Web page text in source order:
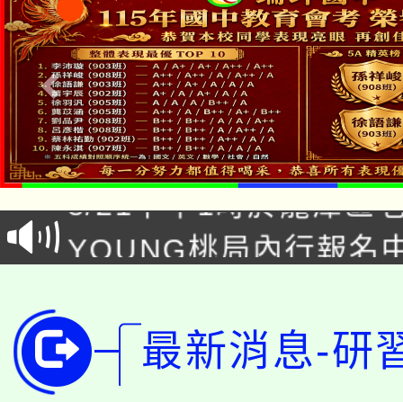
「本色祭」8/29、30在
場熱烈登場!
8/21下午1時於龍潭區
徵才活動。
YOUNG桃局內行報名
開!
115年桃園市運動會8/
田徑場及游泳池舉行。
桃園市低收入戶享有免
最新消息-研